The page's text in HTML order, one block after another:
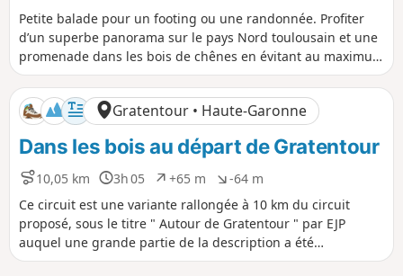
i
s
t
a
n
c
e
u
r
é
e
é
n
i
v
e
l
é
p
o
i
f
é
n
i
v
e
l
é
n
é
g
i
f
Petite balade pour un footing ou une randonnée. Profiter
d’un superbe panorama sur le pays Nord toulousain et une
promenade dans les bois de chênes en évitant au maximum
la circulation.
Gratentour • Haute-Garonne
Dans les bois au départ de Gratentour
10,05 km
D
i
s
t
a
n
3h 05
D
u
r
é
e
+65 m
D
é
n
v
e
-64 m
D
é
n
i
v
e
Ce circuit est une variante rallongée à 10 km du circuit
proposé, sous le titre " Autour de Gratentour " par EJP
auquel une grande partie de la description a été
empruntée..